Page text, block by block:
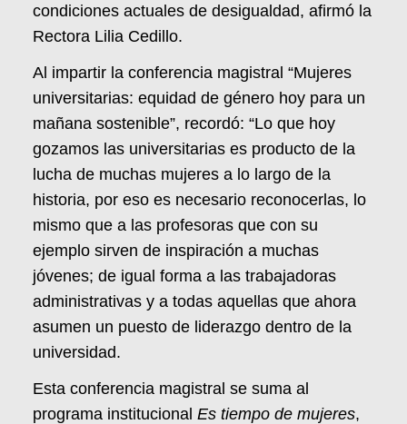
condiciones actuales de desigualdad, afirmó la
Rectora Lilia Cedillo.
Al impartir la conferencia magistral “Mujeres
universitarias: equidad de género hoy para un
mañana sostenible”, recordó: “Lo que hoy
gozamos las universitarias es producto de la
lucha de muchas mujeres a lo largo de la
historia, por eso es necesario reconocerlas, lo
mismo que a las profesoras que con su
ejemplo sirven de inspiración a muchas
jóvenes; de igual forma a las trabajadoras
administrativas y a todas aquellas que ahora
asumen un puesto de liderazgo dentro de la
universidad.
Esta conferencia magistral se suma al
programa institucional Es tiempo de mujeres,